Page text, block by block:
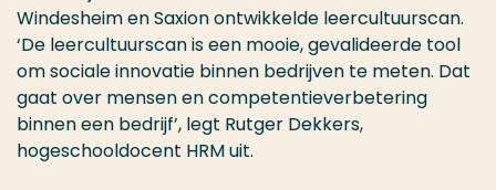
Windesheim en Saxion ontwikkelde leercultuurscan.
‘De leercultuurscan is een mooie, gevalideerde tool
om sociale innovatie binnen bedrijven te meten. Dat
gaat over mensen en competentieverbetering
binnen een bedrijf’, legt Rutger Dekkers,
hogeschooldocent HRM uit.